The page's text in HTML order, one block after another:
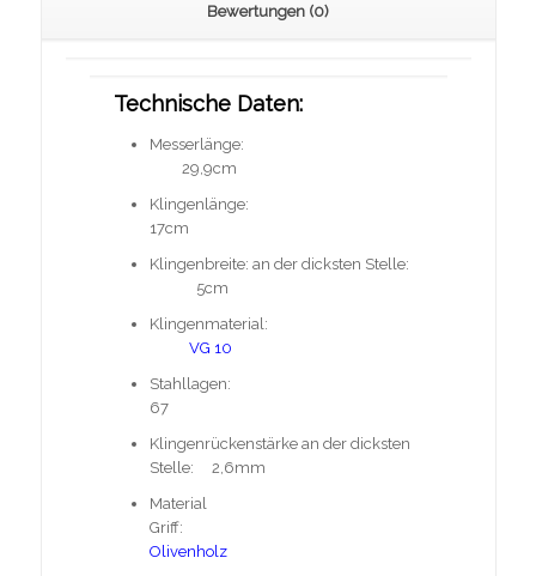
Bewertungen (0)
Technische Daten:
Messerlänge:
29,9cm
Klingenlänge:
17cm
Klingenbreite: an der dicksten Stelle:
5cm
Klingenmaterial:
VG 10
Stahllagen:
67
Klingenrückenstärke an der dicksten
Stelle: 2,6mm
Material
Griff:
Olivenholz